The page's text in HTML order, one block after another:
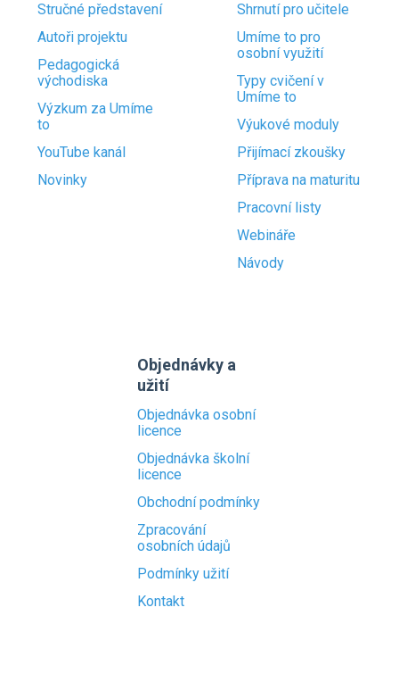
Stručné představení
Autoři projektu
Pedagogická
východiska
Výzkum za Umíme
to
YouTube kanál
Novinky
Shrnutí pro učitele
Umíme to pro
osobní využití
Typy cvičení v
Umíme to
Výukové moduly
Přijímací zkoušky
Příprava na maturitu
Pracovní listy
Webináře
Návody
Objednávky a
užití
Objednávka osobní
licence
Objednávka školní
licence
Obchodní podmínky
Zpracování
osobních údajů
Podmínky užití
Kontakt